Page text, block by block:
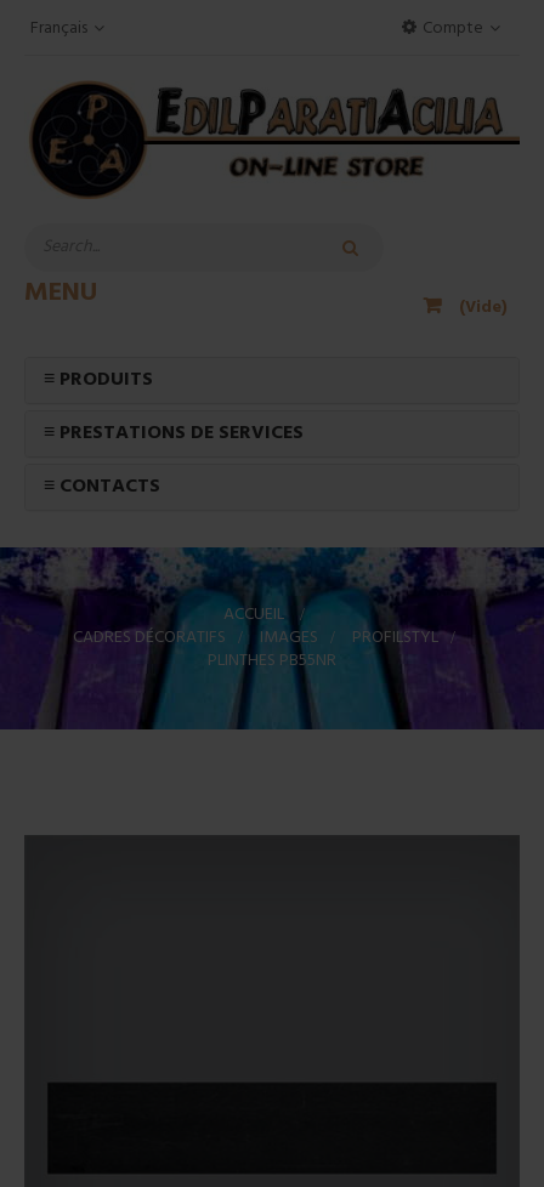
Compte
Français
(Vide)
MENU
≡ PRODUITS
≡ PRESTATIONS DE SERVICES
≡ CONTACTS
ACCUEIL >
CADRES DÉCORATIFS > IMAGES > PROFILSTYL >
PLINTHES PB55NR